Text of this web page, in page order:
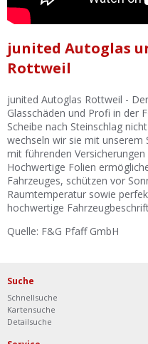
junited Autoglas
Rottweil
junited Autoglas Rottweil -
Glasschäden und Profi in der
Scheibe nach Steinschlag
wechseln wir sie mit unserem
mit führenden
Hochwertige Folien
Fahrzeuges, schützen vor
Raumtemperatur sowie
hochwertige
Quelle: F&G Pfaff GmbH
Suche
Schnellsuche
Kartensuche
Detailsuche